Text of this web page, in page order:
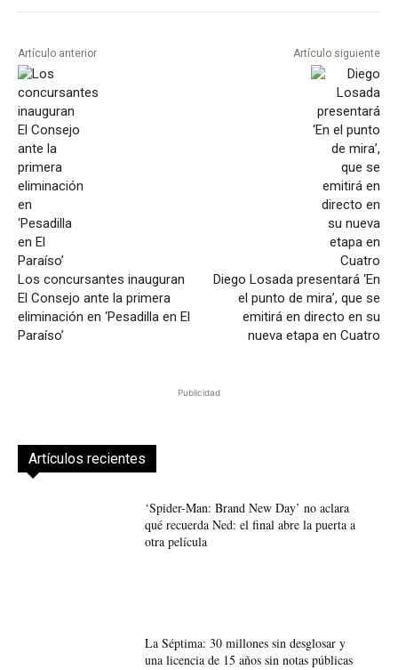
Artículo anterior
Los concursantes inauguran
El Consejo ante la primera
eliminación en ‘Pesadilla en El
Paraíso’
Artículo siguiente
Diego Losada presentará ‘En
el punto de mira’, que se
emitirá en directo en su
nueva etapa en Cuatro
Publicidad
Artículos recientes
‘Spider-Man: Brand New Day’ no aclara
qué recuerda Ned: el final abre la puerta a
otra película
La Séptima: 30 millones sin desglosar y
una licencia de 15 años sin notas públicas